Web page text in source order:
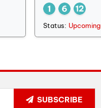
Status: Upcoming
SUBSCRIBE